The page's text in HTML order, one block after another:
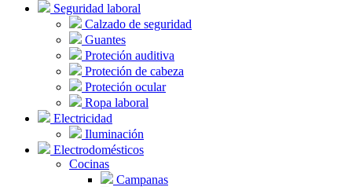
Seguridad laboral
Calzado de seguridad
Guantes
Proteción auditiva
Proteción de cabeza
Proteción ocular
Ropa laboral
Electricidad
Iluminación
Electrodomésticos
Cocinas
Campanas